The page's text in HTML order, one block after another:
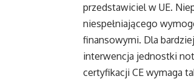
przedstawiciel w UE.
niespełniającego
finansowymi. Dla
interwencja jednostki
certyfikacji CE wymaga